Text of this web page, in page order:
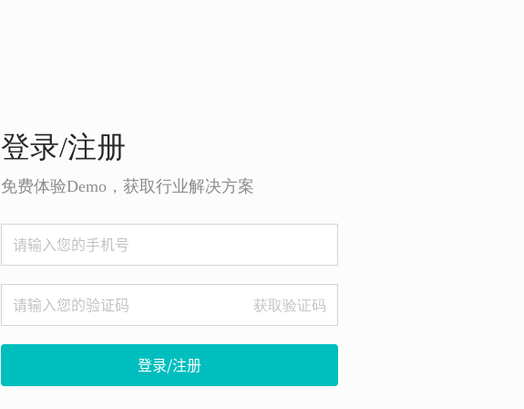
登录/注册
免费体验Demo，获取行业解决方案
获取验证码
登录/注册